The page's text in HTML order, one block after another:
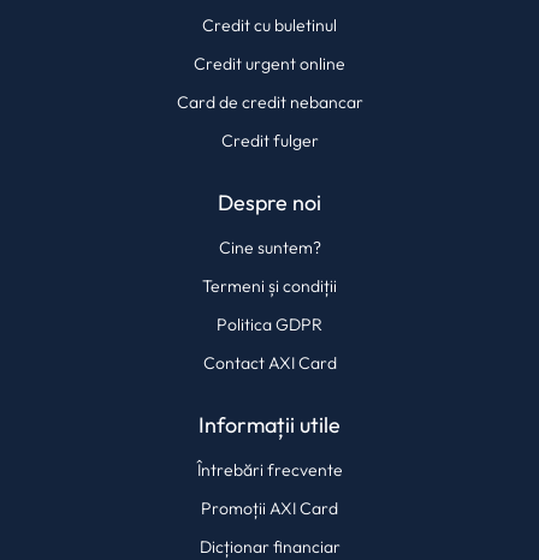
Credit cu buletinul
Credit urgent online
Card de credit nebancar
Credit fulger
Despre noi
Cine suntem?
Termeni și condiții
Politica GDPR
Contact AXI Card
Informații utile
Întrebări frecvente
Promoții AXI Card
Dicționar financiar